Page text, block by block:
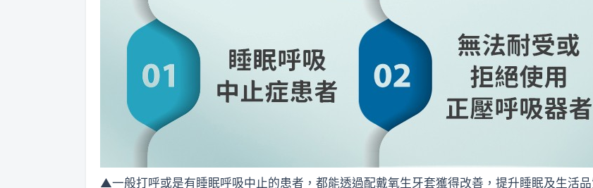
▲一般打呼或是有睡眠呼吸中止的患者，都能透過配戴氧生牙套獲得改善，提升睡眠及生活品